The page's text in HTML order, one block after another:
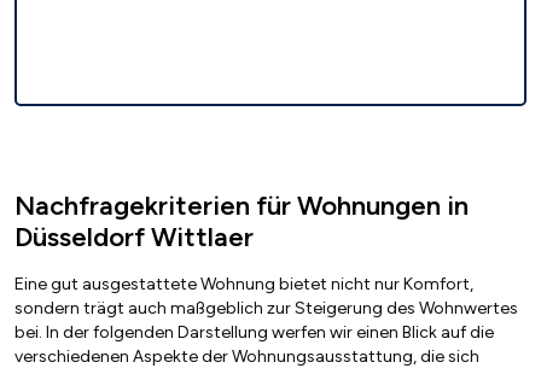
Nachfragekriterien für Wohnungen in
Düsseldorf Wittlaer
Eine gut ausgestattete Wohnung bietet nicht nur Komfort,
sondern trägt auch maßgeblich zur Steigerung des Wohnwertes
bei. In der folgenden Darstellung werfen wir einen Blick auf die
verschiedenen Aspekte der Wohnungsausstattung, die sich